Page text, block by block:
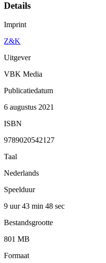
Details
Imprint
Z&K
Uitgever
VBK Media
Publicatiedatum
6 augustus 2021
ISBN
9789020542127
Taal
Nederlands
Speelduur
9 uur 43 min 48 sec
Bestandsgrootte
801 MB
Formaat